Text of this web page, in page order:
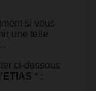
si vous
une telle
ci-dessous
* :